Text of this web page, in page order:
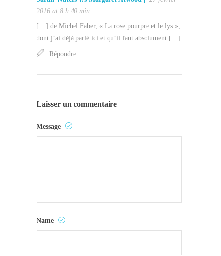
2016 at 8 h 40 min
[…] de Michel Faber, « La rose pourpre et le lys »,
dont j’ai déjà parlé ici et qu’il faut absolument […]
Répondre
Laisser un commentaire
Message
Name